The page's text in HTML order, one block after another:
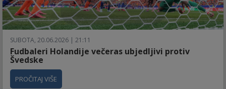
SUBOTA, 20.06.2026 | 21:11
Fudbaleri Holandije večeras ubjedljivi protiv
Švedske
PROČITAJ VIŠE